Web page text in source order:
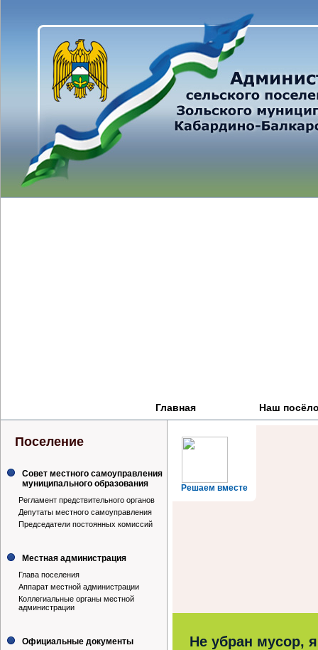
Главная Наш
Поселение
Совет местного самоуправления
муниципального образования
Регламент предствительного органов
Депутаты местного самоуправления
Председатели постоянных комиссий
Местная администрация
Глава поселения
Аппарат местной администрации
Коллегиальные органы местной
администрации
Официальные документы
Решаем вместе
Не убран мусор,